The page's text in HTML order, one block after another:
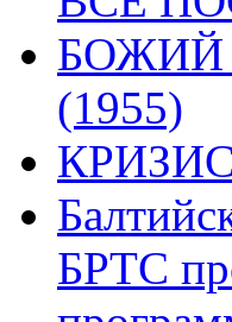
БОЖИЙ
(1955)
БРТС